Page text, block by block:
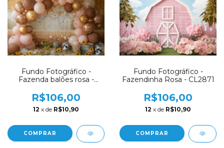
Fundo Fotográfico -
Fazenda balões rosa -
R$106,00
12 x de R$10,90
COMPRAR
Fundo Fotográfico -
Fazendinha Rosa - CL2871
R$106,00
12 x de R$10,90
COMPRAR